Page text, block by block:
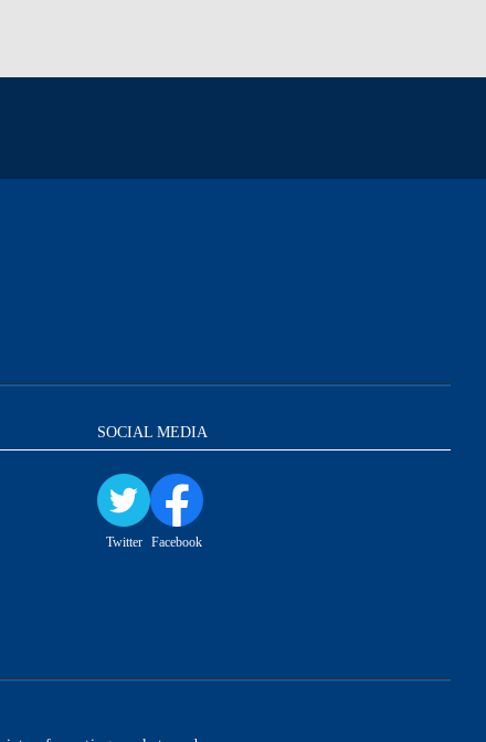
SOCIAL MEDIA
Twitter Facebook